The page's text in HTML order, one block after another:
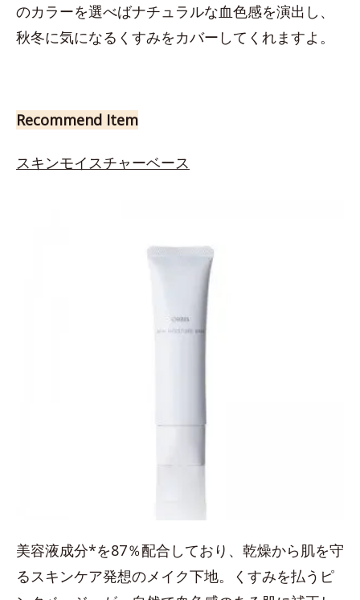
のカラーを選べばナチュラルな血色感を演出し、
秋冬に気になるくすみをカバーしてくれますよ。
Recommend Item
スキンモイスチャーベース
美容液成分*を87％配合しており、乾燥から肌を守
るスキンケア発想のメイク下地。くすみを払うピ